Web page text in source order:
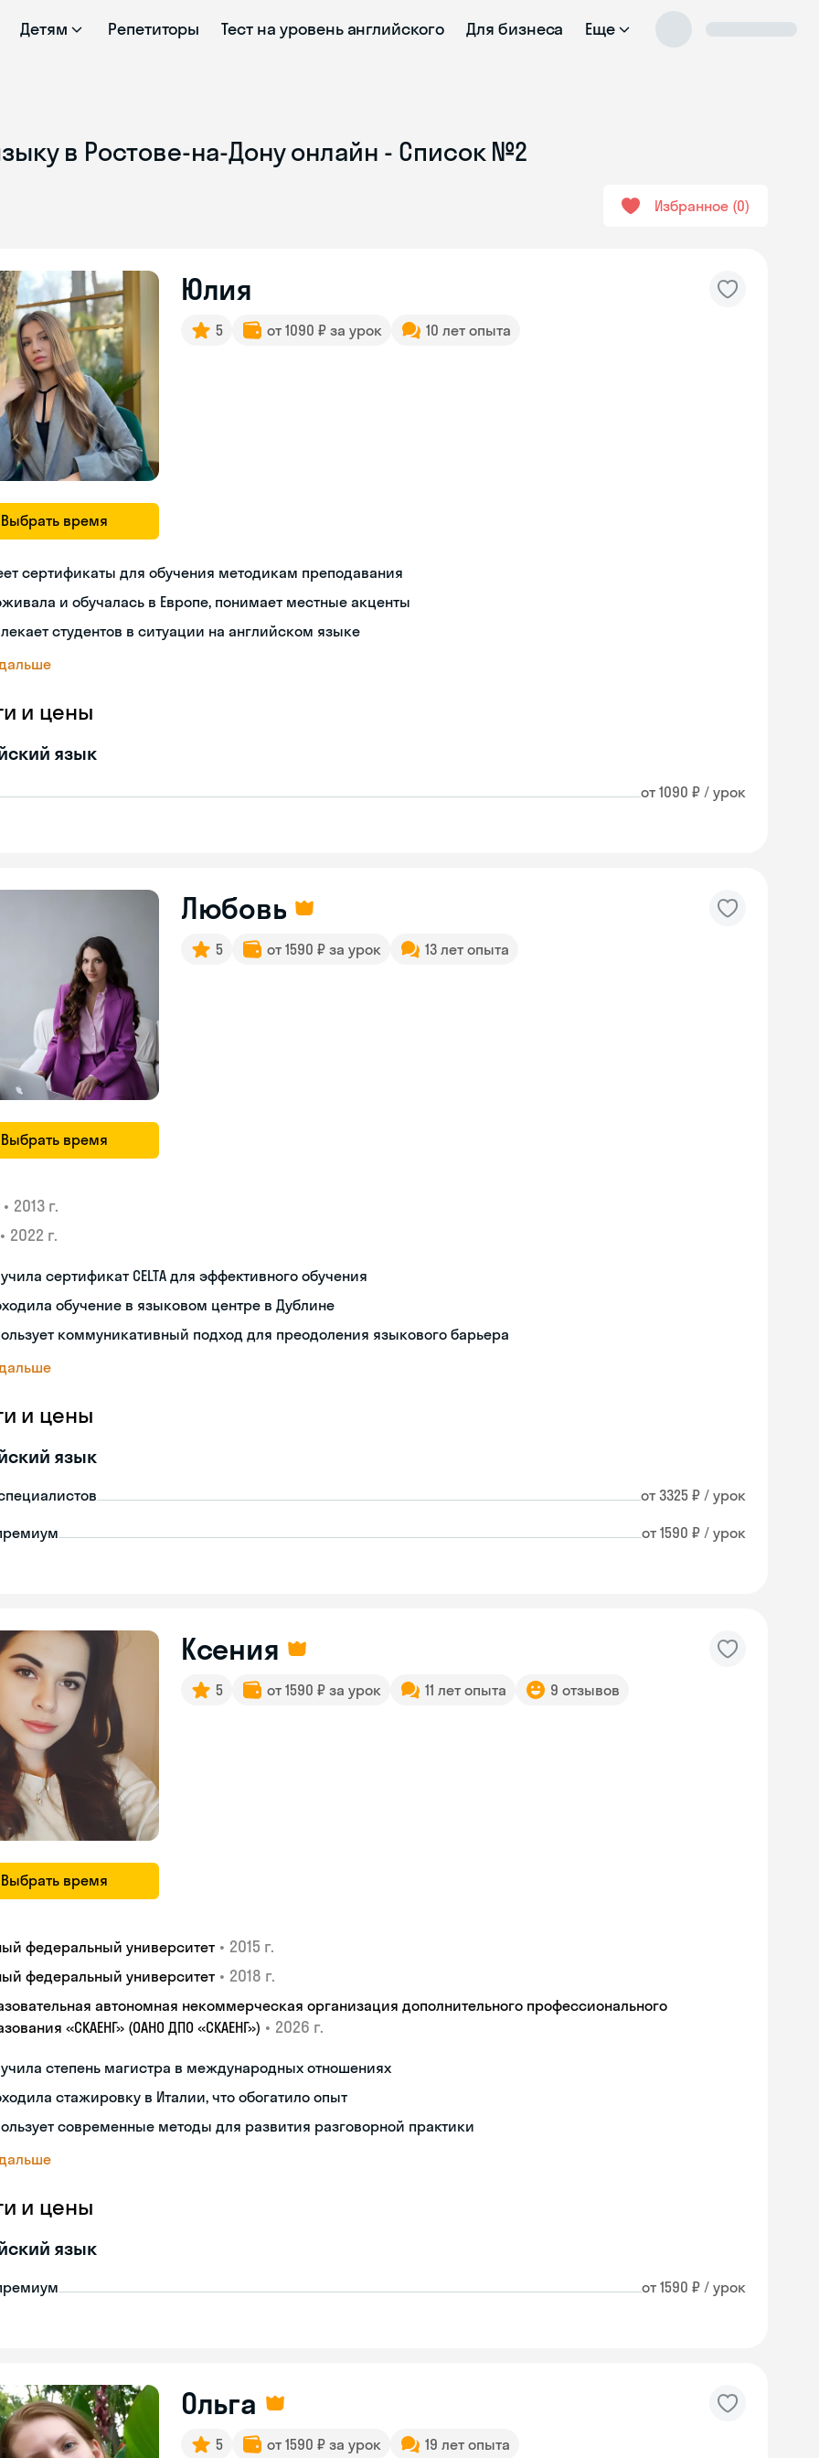
Детям Репетиторы Тест на уровень английского Для бизнеса Еще
в Ростове-на-Дону онлайн - Список №2
Избранное 0
Выбрать время
Юлия
5 от 1090 ₽ за урок 10 лет опыта
сертификаты для обучения методикам преподавания
и обучалась в Европе, понимает местные акценты
студентов в ситуации на английском языке
и цены
язык
от 1090 ₽ / урок
Выбрать время
Любовь
5 от 1590 ₽ за урок 13 лет опыта
• 2013 г.
• 2022 г.
сертификат CELTA для эффективного обучения
обучение в языковом центре в Дублине
коммуникативный подход для преодоления языкового барьера
и цены
язык
от 3325 ₽ / урок
от 1590 ₽ / урок
Выбрать время
Ксения
5 от 1590 ₽ за урок 11 лет опыта 9 отзывов
федеральный университет • 2015 г.
федеральный университет • 2018 г.
автономная некоммерческая организация дополнительного профессионального
«СКАЕНГ» (ОАНО ДПО «СКАЕНГ») • 2026 г.
степень магистра в международных отношениях
стажировку в Италии, что обогатило опыт
современные методы для развития разговорной практики
и цены
язык
от 1590 ₽ / урок
Ольга
5 от 1590 ₽ за урок 19 лет опыта